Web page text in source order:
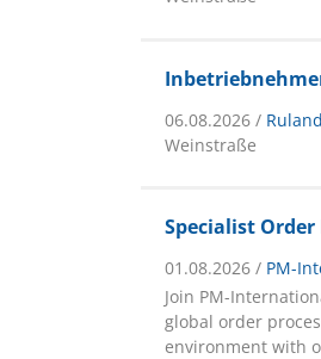
06.08.2026 /
Weinstraße
Specialist
01.08.2026 / PM-
Join PM-
global order
environment with